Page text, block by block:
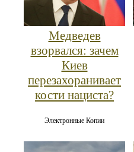
Медведев
взорвался: зачем
Киев
перезахоранивает
кости нациста?
Электронные Копии